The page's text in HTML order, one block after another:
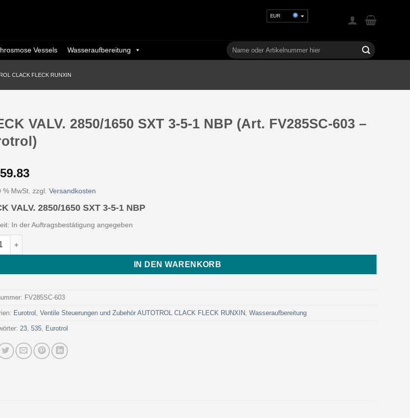
EUR
GBP
Vessels Wasseraufbereitung
Suchen
nach:
CLACK FLECK RUNXIN
VALV. 2850/1650 SXT 3-5-1 NBP (Art. FV285SC-603 –
% MwSt. zzgl.Versandkosten
VALV. 2850/1650 SXT 3-5-1 NBP
In der Auftragsbestätigung angegeben
VALV. 2850/1650 SXT 3-5-1 NBP (Art. FV285SC-603 - Eurotrol) Menge
IN DEN WARENKORB
FV285SC-603
Eurotrol ,Ventile Steuerungen und Zubehör AUTOTROL CLACK FLECK RUNXIN ,Wasseraufbereitung
23 ,535 Eurotrol